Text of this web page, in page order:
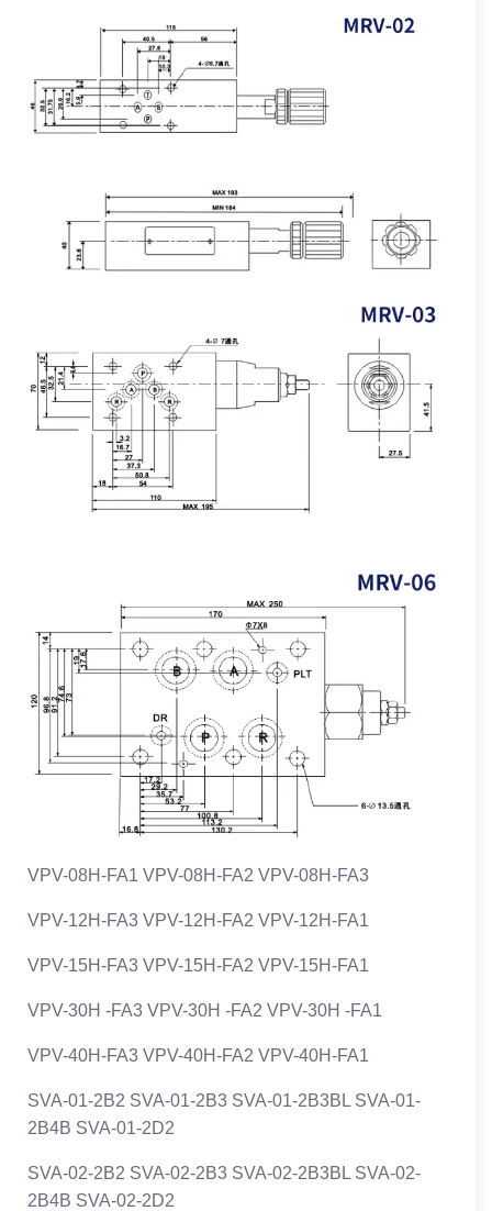
VPV-08H-FA1 VPV-08H-FA2 VPV-08H-FA3
VPV-12H-FA3 VPV-12H-FA2 VPV-12H-FA1
VPV-15H-FA3 VPV-15H-FA2 VPV-15H-FA1
VPV-30H -FA3 VPV-30H -FA2 VPV-30H -FA1
VPV-40H-FA3 VPV-40H-FA2 VPV-40H-FA1
SVA-01-2B2 SVA-01-2B3 SVA-01-2B3BL SVA-01-
2B4B SVA-01-2D2
SVA-02-2B2 SVA-02-2B3 SVA-02-2B3BL SVA-02-
2B4B SVA-02-2D2